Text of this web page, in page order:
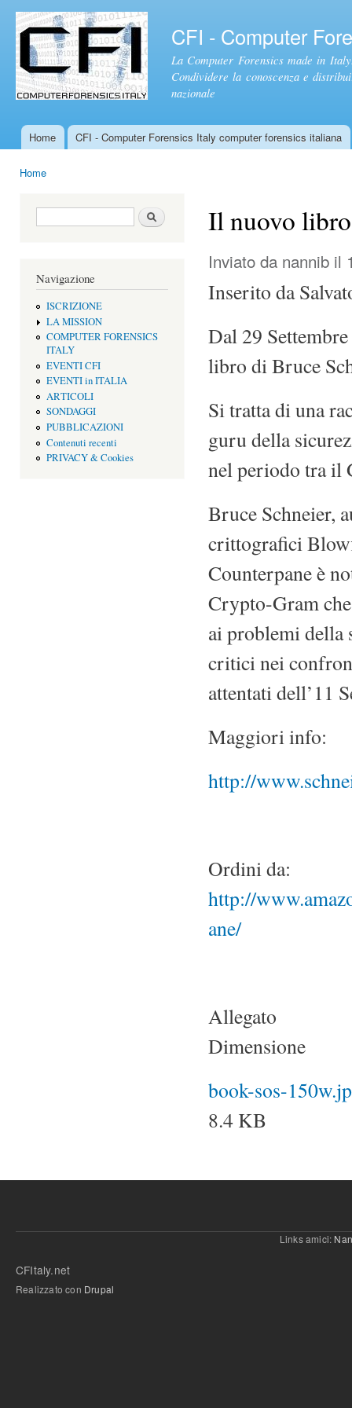
CFI - Computer
La Computer Forensics made in
Condividere la conoscenza e
nazionale
Menu principale
Home CFI - Computer Forensics Italy computer forensics italiana
Home
Form di ricerca Cerca
Navigazione
ISCRIZIONE
LA MISSION
COMPUTER FORENSICS
ITALY
EVENTI CFI
EVENTI in ITALIA
ARTICOLI
SONDAGGI
PUBBLICAZIONI
Contenuti recenti
PRIVACY & Cookies
Il nuovo
Inviato da nannib il
Inserito da
Dal 29
libro di Bruce
Si tratta di una
guru della
nel periodo tra il
Bruce Schneier,
crittografici
Counterpane è
Crypto-Gram
ai problemi della
critici nei
attentati dell’11
Maggiori info:
http://
Ordini da:
http://
ane/
Allegato
Dimensione
book-sos-
8.4 KB
Links amici:
CFItaly.net
Realizzato con Drupal